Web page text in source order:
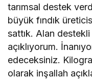
tarımsal destek
büyük fındık
sattık. Alan
açıklıyorum.
edeceksiniz.
olarak inşallah